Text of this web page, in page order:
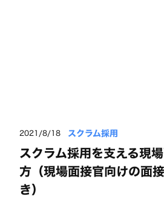
2021/8/18 スクラム採用
スクラム採用を支える現
方（現場面接官向けの面
き）